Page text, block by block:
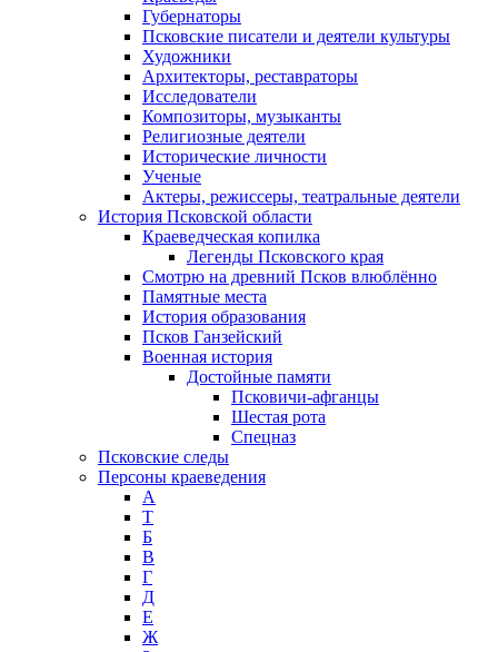
Губернаторы
Псковские писатели и деятели культуры
Художники
Архитекторы, реставраторы
Исследователи
Композиторы, музыканты
Религиозные деятели
Исторические личности
Ученые
Актеры, режиссеры, театральные деятели
История Псковской области
Краеведческая копилка
Легенды Псковского края
Смотрю на древний Псков влюблённо
Памятные места
История образования
Псков Ганзейский
Военная история
Достойные памяти
Псковичи-афганцы
Шестая рота
Спецназ
Псковские следы
Персоны краеведения
А
T
Б
В
Г
Д
Е
Ж